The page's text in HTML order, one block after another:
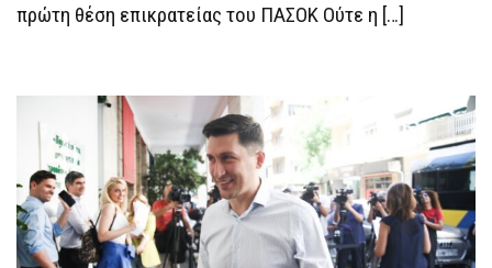
πρώτη θέση επικρατείας του ΠΑΣΟΚ Ούτε η […]